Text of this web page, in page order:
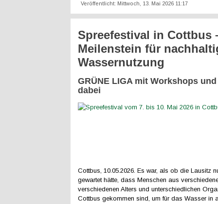
Veröffentlicht: Mittwoch, 13. Mai 2026 11:17
Spreefestival in Cottbus
Meilenstein für
Wassernutzung
GRÜNE LIGA mit Workshops
dabei
Cottbus, 10.05.2026. Es war, als ob die Lausitz
gewartet hätte, dass Menschen aus
verschiedenen Alters und unterschiedlichen
Cottbus gekommen sind, um für das Wasser in